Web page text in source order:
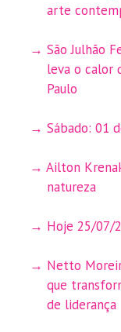
arte
São Julhão
leva o calor
Paulo
Sábado: 01
Ailton
natureza
Hoje 25/07/
Netto
que
de liderança